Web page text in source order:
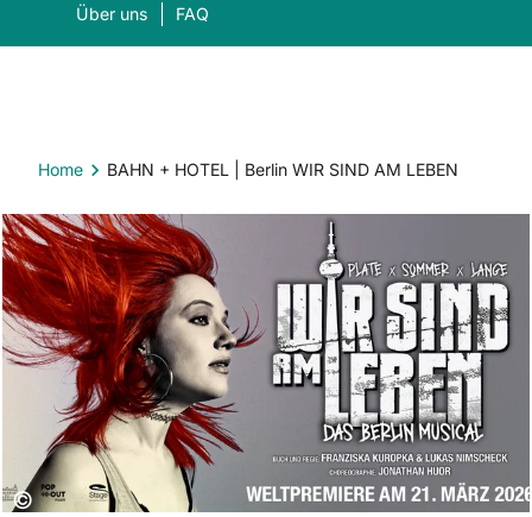
Über uns FAQ
Was suchen Sie?
Home BAHN + HOTEL | Berlin WIR SIND AM LEBEN
Copyright:
©